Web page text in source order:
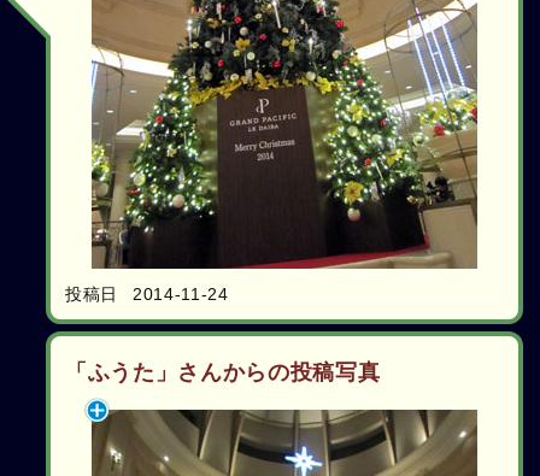
投稿日 2014-11-24
「ふうた」さんからの投稿写真